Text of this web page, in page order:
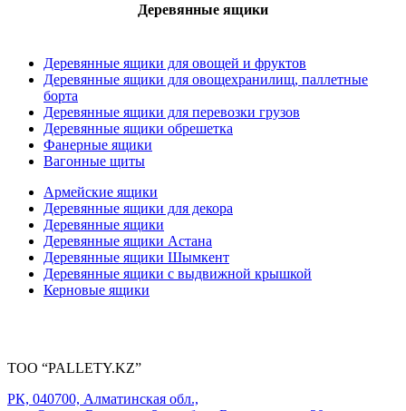
Деревянные ящики
Деревянные ящики для овощей и фруктов
Деревянные ящики для овощехранилищ, паллетные
борта
Деревянные ящики для перевозки грузов
Деревянные ящики обрешетка
Фанерные ящики
Вагонные щиты
Армейские ящики
Деревянные ящики для декора
Деревянные ящики
Деревянные ящики Астана
Деревянные ящики Шымкент
Деревянные ящики с выдвижной крышкой
Керновые ящики
ТОО “PALLETY.KZ”
РК, 040700, Алматинская обл.,